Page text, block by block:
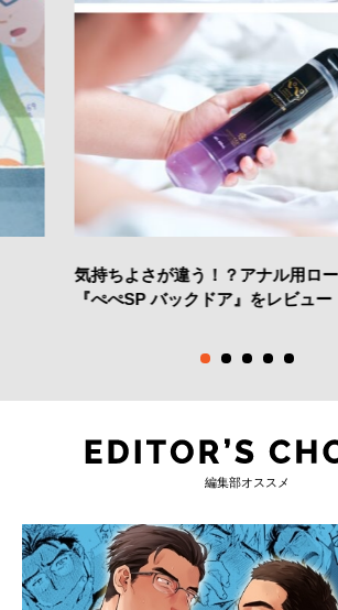
気持ちよさが違う！？アナル用ロ
『ぺぺSP バックドア』をレビュー
編集部オススメ